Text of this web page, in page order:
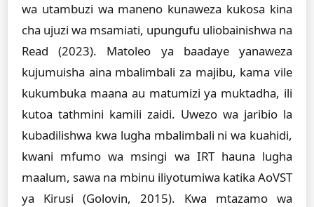
wa utambuzi wa maneno kunaweza kukosa kina
cha ujuzi wa msamiati, upungufu uliobainishwa na
Read (2023). Matoleo ya baadaye yanaweza
kujumuisha aina mbalimbali za majibu, kama vile
kukumbuka maana au matumizi ya muktadha, ili
kutoa tathmini kamili zaidi. Uwezo wa jaribio la
kubadilishwa kwa lugha mbalimbali ni wa kuahidi,
kwani mfumo wa msingi wa IRT hauna lugha
maalum, sawa na mbinu iliyotumiwa katika AoVST
ya Kirusi (Golovin, 2015). Kwa mtazamo wa